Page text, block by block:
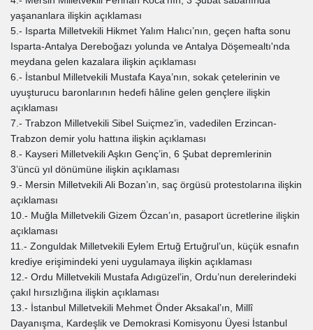
yaşananlara ilişkin açıklaması
5.- Isparta Milletvekili Hikmet Yalım Halıcı’nın, geçen hafta sonu
Isparta-Antalya Dereboğazı yolunda ve Antalya Döşemealtı'nda
meydana gelen kazalara ilişkin açıklaması
6.- İstanbul Milletvekili Mustafa Kaya’nın, sokak çetelerinin ve
uyuşturucu baronlarının hedefi hâline gelen gençlere ilişkin
açıklaması
7.- Trabzon Milletvekili Sibel Suiçmez’in, vadedilen Erzincan-
Trabzon demir yolu hattına ilişkin açıklaması
8.- Kayseri Milletvekili Aşkın Genç’in, 6 Şubat depremlerinin
3’üncü yıl dönümüne ilişkin açıklaması
9.- Mersin Milletvekili Ali Bozan’ın, saç örgüsü protestolarına ilişkin
açıklaması
10.- Muğla Milletvekili Gizem Özcan’ın, pasaport ücretlerine ilişkin
açıklaması
11.- Zonguldak Milletvekili Eylem Ertuğ Ertuğrul’un, küçük esnafın
krediye erişimindeki yeni uygulamaya ilişkin açıklaması
12.- Ordu Milletvekili Mustafa Adıgüzel’in, Ordu’nun derelerindeki
çakıl hırsızlığına ilişkin açıklaması
13.- İstanbul Milletvekili Mehmet Önder Aksakal’ın, Millî
Dayanışma, Kardeşlik ve Demokrasi Komisyonu Üyesi İstanbul